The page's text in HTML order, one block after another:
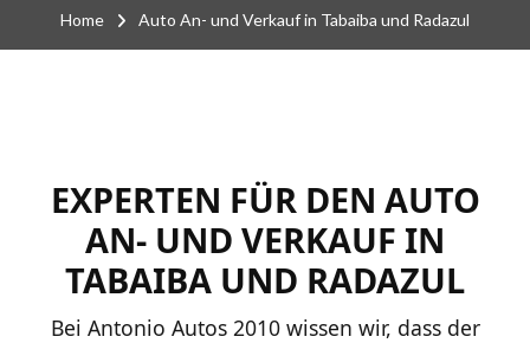
Home Auto An- und Verkauf in Tabaiba und Radazul
EXPERTEN FÜR DEN AUTO
AN- UND VERKAUF IN
TABAIBA UND RADAZUL
Bei Antonio Autos 2010 wissen wir, dass der